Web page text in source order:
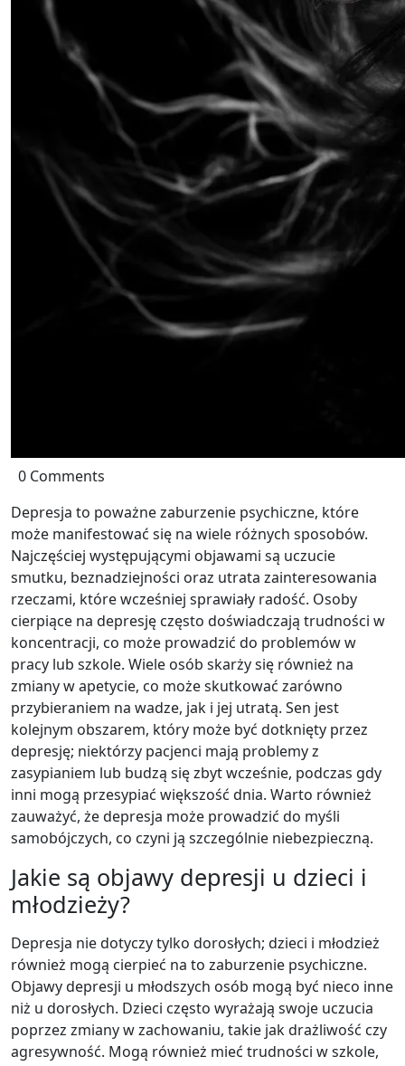
0 Comments
Depresja to poważne zaburzenie psychiczne, które
może manifestować się na wiele różnych sposobów.
Najczęściej występującymi objawami są uczucie
smutku, beznadziejności oraz utrata zainteresowania
rzeczami, które wcześniej sprawiały radość. Osoby
cierpiące na depresję często doświadczają trudności w
koncentracji, co może prowadzić do problemów w
pracy lub szkole. Wiele osób skarży się również na
zmiany w apetycie, co może skutkować zarówno
przybieraniem na wadze, jak i jej utratą. Sen jest
kolejnym obszarem, który może być dotknięty przez
depresję; niektórzy pacjenci mają problemy z
zasypianiem lub budzą się zbyt wcześnie, podczas gdy
inni mogą przesypiać większość dnia. Warto również
zauważyć, że depresja może prowadzić do myśli
samobójczych, co czyni ją szczególnie niebezpieczną.
Jakie są objawy depresji u dzieci i
młodzieży?
Depresja nie dotyczy tylko dorosłych; dzieci i młodzież
również mogą cierpieć na to zaburzenie psychiczne.
Objawy depresji u młodszych osób mogą być nieco inne
niż u dorosłych. Dzieci często wyrażają swoje uczucia
poprzez zmiany w zachowaniu, takie jak drażliwość czy
agresywność. Mogą również mieć trudności w szkole,